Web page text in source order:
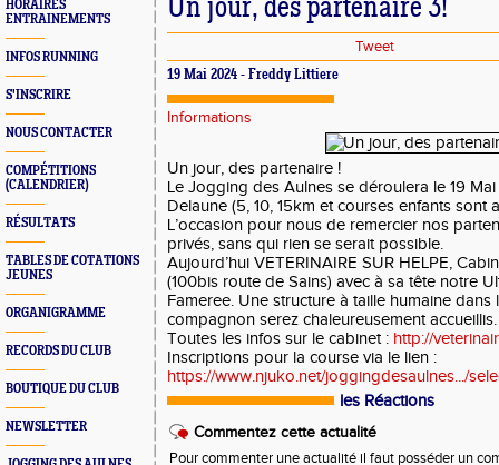
HORAIRES
ENTRAINEMENTS
INFOS RUNNING
S'INSCRIRE
NOUS CONTACTER
COMPÉTITIONS
(CALENDRIER)
RÉSULTATS
TABLES DE COTATIONS
JEUNES
ORGANIGRAMME
RECORDS DU CLUB
BOUTIQUE DU CLUB
NEWSLETTER
Un jour, des partenaire 3!
Tweet
19 Mai 2024 - Freddy Littiere
Informations
Un jour, des partenaire !
Le Jogging des Aulnes se déroulera le 19
Delaune (5, 10, 15km et courses enfants sont
L’occasion pour nous de remercier nos
privés, sans qui rien se serait possible.
Aujourd’hui VETERINAIRE SUR HELPE,
(100bis route de Sains) avec à sa tête notre
Fameree. Une structure à taille humaine
compagnon serez chaleureusement accueillis.
Toutes les infos sur le cabinet : http://
Inscriptions pour la course via le lien :
https://www.njuko.net/joggingdesaulnes.../
les Réactions
Commentez cette actualité
Pour commenter une actualité il faut posséder un